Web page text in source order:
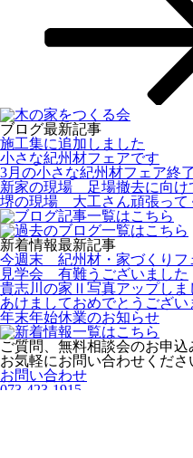
ブログ最新記事
施工集に追加しました
小さな紀州材フェアです
3月の小さな紀州材フェア終
新家の現場 足場撤去に向け
堺の現場 大工さん頑張って
新着情報最新記事
今週末 紀州材・家づくりフ
見学会 有難うございました
貴志川の家Ⅱ写真アップしま
あけましておめでとうござい
年末年始休業のお知らせ
ご質問、無料相談会のお申込
お気軽にお問い合わせくださ
お問い合わせ
073-423-1915